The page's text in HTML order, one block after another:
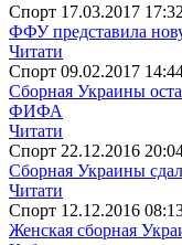
Спорт 17.03.2017 17:32
ФФУ представила
Читати
Спорт 09.02.2017
Сборная Украины
ФИФА
Читати
Спорт 22.12.2016
Сборная Украины
Читати
Спорт 12.12.2016
Женская сборная